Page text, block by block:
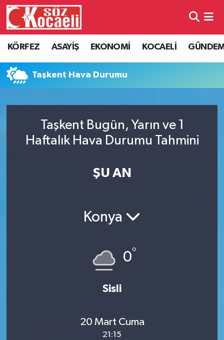
KÖRFEZ ASAYİŞ EKONOMİ KOCAELİ
Taşkent Hava Durumu
Taşkent Bugün, Yarın ve 1
Haftalık Hava Durumu Tahmini
ŞU AN
Konya
0°
Sisli
20 Mart Cuma
21:15
Kocaeli Hava Durumu
Kocaeli Namaz Vakitleri
Süper Lig Puan Durumu ve Fikstür